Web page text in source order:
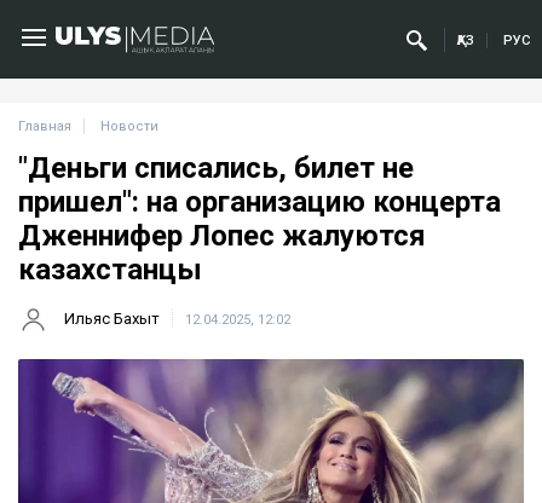
ҚАЗ РУС
Главная Новости
"Деньги списались, билет не
пришел": на организацию концерта
Дженнифер Лопес жалуются
казахстанцы
Ильяс Бахыт 12.04.2025, 12:02